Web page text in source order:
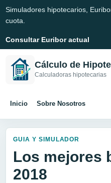
Simuladores hipotecarios,
cuota.
Consultar Euribor actual
Cálculo de
Calculadoras hipotecarias
Inicio Sobre Nosotros
GUIA Y SIMULADOR
Los mejores
2018